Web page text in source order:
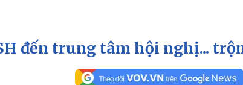
đến trung tâm hội nghị...